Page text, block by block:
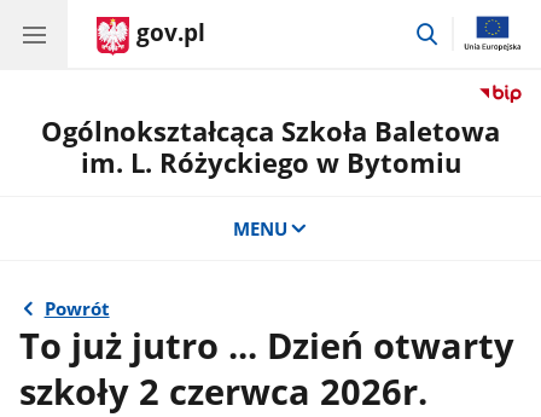
gov.pl
przejdź
Ogólnokształcąca Szkoła Baletowa
im. L. Różyckiego w Bytomiu
MENU
Powrót
To już jutro ... Dzień otwarty
szkoły 2 czerwca 2026r.